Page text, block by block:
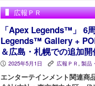
広報ＰＲ
「Apex Legends™」 6
Legends™ Gallery +
＆広島・札幌での追加
P 2025年5月1日 K 広報ＰＲ,製品
エンターテインメント関連商